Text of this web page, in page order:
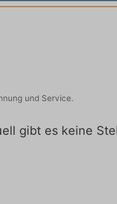
und Service.
gibt es keine